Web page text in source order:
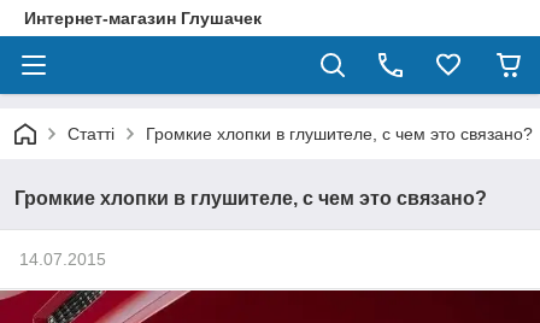
Интернет-магазин Глушачек
Статті Громкие хлопки в глушителе, с чем это связано?
Громкие хлопки в глушителе, с чем это связано?
14.07.2015